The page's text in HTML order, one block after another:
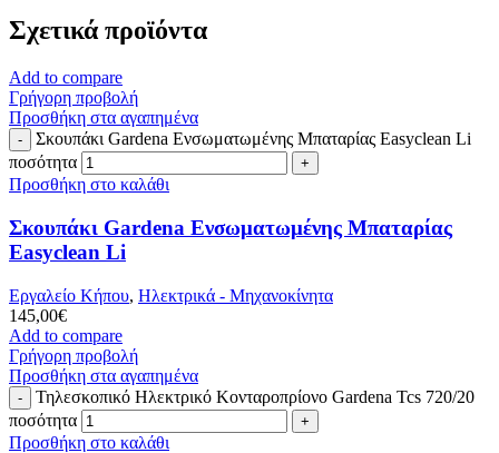
Σχετικά προϊόντα
Add to compare
Γρήγορη προβολή
Προσθήκη στα αγαπημένα
Σκουπάκι Gardena Ενσωματωμένης Μπαταρίας Easyclean Li
ποσότητα
Προσθήκη στο καλάθι
Σκουπάκι Gardena Ενσωματωμένης Μπαταρίας
Easyclean Li
Εργαλείο Κήπου, Ηλεκτρικά - Μηχανοκίνητα
145,00€
Add to compare
Γρήγορη προβολή
Προσθήκη στα αγαπημένα
Τηλεσκοπικό Ηλεκτρικό Κονταροπρίονο Gardena Tcs 720/20
ποσότητα
Προσθήκη στο καλάθι